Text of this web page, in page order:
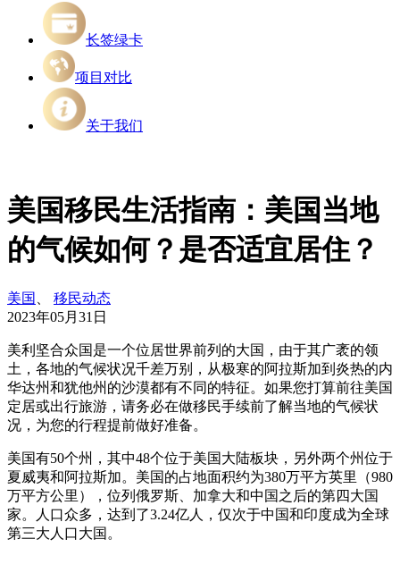
长签绿卡
项目对比
关于我们
美国移民生活指南：美国当地
的气候如何？是否适宜居住？
美国
移民动态
2023年05月31日
美利坚合众国是一个位居世界前列的大国，由于其广袤的领
土，各地的气候状况千差万别，从极寒的阿拉斯加到炎热的内
华达州和犹他州的沙漠都有不同的特征。如果您打算前往美国
定居或出行旅游，请务必在做移民手续前了解当地的气候状
况，为您的行程提前做好准备。
美国有50个州，其中48个位于美国大陆板块，另外两个州位于
夏威夷和阿拉斯加。美国的占地面积约为380万平方英里（980
万平方公里），位列俄罗斯、加拿大和中国之后的第四大国
家。人口众多，达到了3.24亿人，仅次于中国和印度成为全球
第三大人口大国。